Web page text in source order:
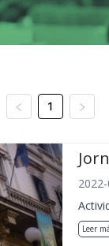
1
Leer